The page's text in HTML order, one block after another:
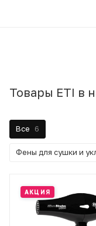
Товары ETI в
Все 6
Фены для сушки и
АКЦИЯ